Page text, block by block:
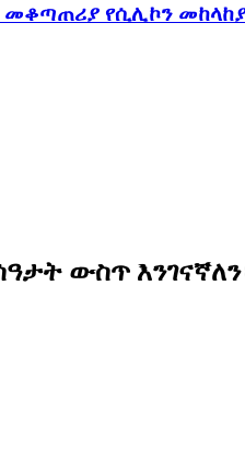
የሲሊኮን መከላከያ
ውስጥ